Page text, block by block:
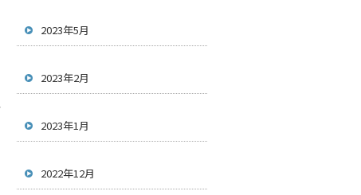
2023年5月
2023年2月
2023年1月
2022年12月